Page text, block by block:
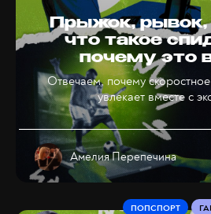
Прыжок, рывок,
что такое
почему это
Отвечаем, почему
увлекает вместе с
Амелия Перепечина
ПОПСПОРТ